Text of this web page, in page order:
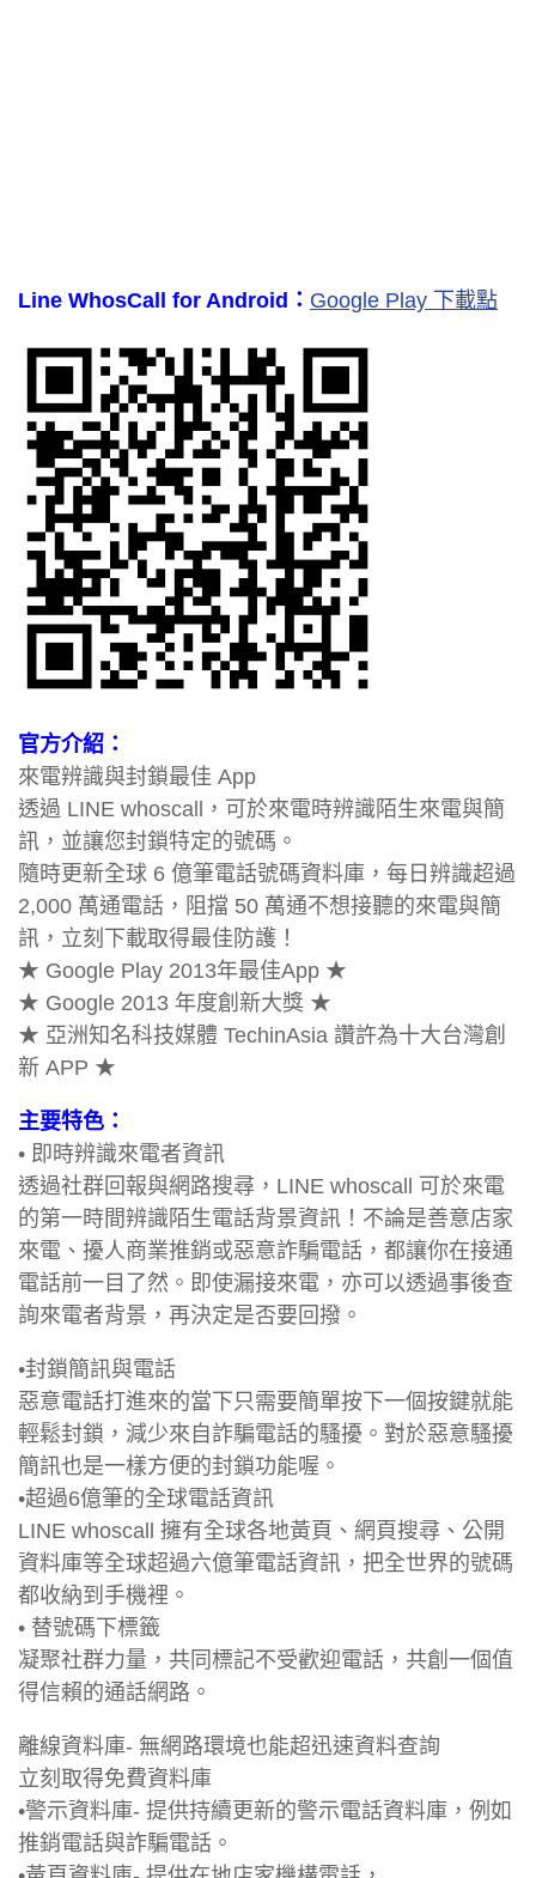
Line WhosCall for Android： Google Play 下載點
官方介紹：
來電辨識與封鎖最佳 App
透過 LINE whoscall，可於來電時辨識陌生來電與簡
訊，並讓您封鎖特定的號碼。
隨時更新全球 6 億筆電話號碼資料庫，每日辨識超過
2,000 萬通電話，阻擋 50 萬通不想接聽的來電與簡
訊，立刻下載取得最佳防護！
★ Google Play 2013年最佳App ★
★ Google 2013 年度創新大獎 ★
★ 亞洲知名科技媒體 TechinAsia 讚許為十大台灣創
新 APP ★
主要特色：
• 即時辨識來電者資訊
透過社群回報與網路搜尋，LINE whoscall 可於來電
的第一時間辨識陌生電話背景資訊！不論是善意店家
來電、擾人商業推銷或惡意詐騙電話，都讓你在接通
電話前一目了然。即使漏接來電，亦可以透過事後查
詢來電者背景，再決定是否要回撥。
•封鎖簡訊與電話
惡意電話打進來的當下只需要簡單按下一個按鍵就能
輕鬆封鎖，減少來自詐騙電話的騷擾。對於惡意騷擾
簡訊也是一樣方便的封鎖功能喔。
•超過6億筆的全球電話資訊
LINE whoscall 擁有全球各地黃頁、網頁搜尋、公開
資料庫等全球超過六億筆電話資訊，把全世界的號碼
都收納到手機裡。
• 替號碼下標籤
凝聚社群力量，共同標記不受歡迎電話，共創一個值
得信賴的通話網路。
離線資料庫- 無網路環境也能超迅速資料查詢
立刻取得免費資料庫
•警示資料庫- 提供持續更新的警示電話資料庫，例如
推銷電話與詐騙電話。